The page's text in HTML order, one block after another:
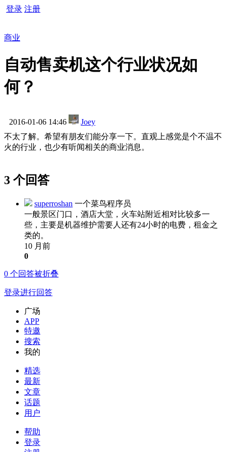
登录 注册
商业
自动售卖机这个行业状况如
何？
2016-01-06 14:46
Joey
不太了解。希望有朋友们能分享一下。直观上感觉是个不温不
火的行业，也少有听闻相关的商业消息。
3 个回答
superroshan 一个菜鸟程序员
一般景区门口，酒店大堂，火车站附近相对比较多一
些，主要是机器维护需要人还有24小时的电费，租金之
类的。
10 月前
0
0 个回答被折叠
登录进行回答
广场
APP
特邀
搜索
我的
精选
最新
文章
话题
用户
帮助
登录